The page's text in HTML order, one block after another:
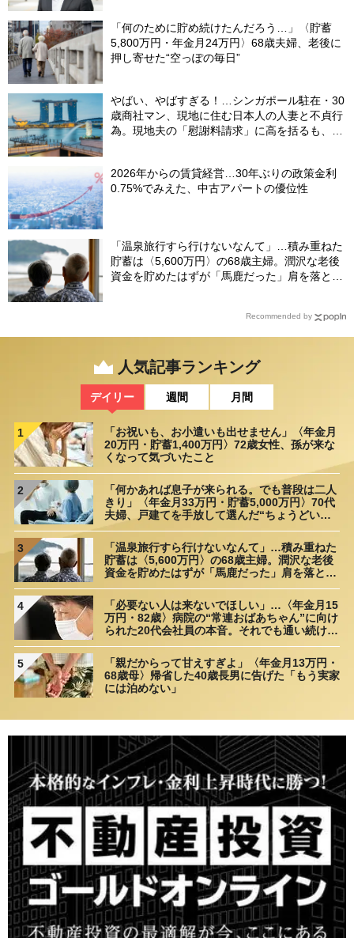
「何のために貯め続けたんだろう…」〈貯蓄
5,800万円・年金月24万円〉68歳夫婦、老後に
押し寄せた“空っぽの毎日”
やばい、やばすぎる！…シンガポール駐在・30
歳商社マン、現地に住む日本人の人妻と不貞行
為。現地夫の「慰謝料請求」に高を括るも、
2026年からの賃貸経営…30年ぶりの政策金利
0.75%でみえた、中古アパートの優位性
「温泉旅行すら行けないなんて」…積み重ねた
貯蓄は〈5,600万円〉の68歳主婦。潤沢な老後
資金を貯めたはずが「馬鹿だった」肩を落とす
Recommended by
人気記事ランキング
デイリー 週間 月間
1
「お祝いも、お小遣いも出せません」〈年金月
20万円・貯蓄1,400万円〉72歳女性、孫が来な
くなって気づいたこと
2
「何かあれば息子が来られる。でも普段は二人
きり」〈年金月33万円・貯蓄5,000万円〉70代
夫婦、戸建てを手放して選んだ“ちょうどいい
3
「温泉旅行すら行けないなんて」…積み重ねた
貯蓄は〈5,600万円〉の68歳主婦。潤沢な老後
資金を貯めたはずが「馬鹿だった」肩を落とす
4
「必要ない人は来ないでほしい」…〈年金月15
万円・82歳〉病院の“常連おばあちゃん”に向け
られた20代会社員の本音。それでも通い続ける
5
「親だからって甘えすぎよ」〈年金月13万円・
68歳母〉帰省した40歳長男に告げた「もう実家
には泊めない」